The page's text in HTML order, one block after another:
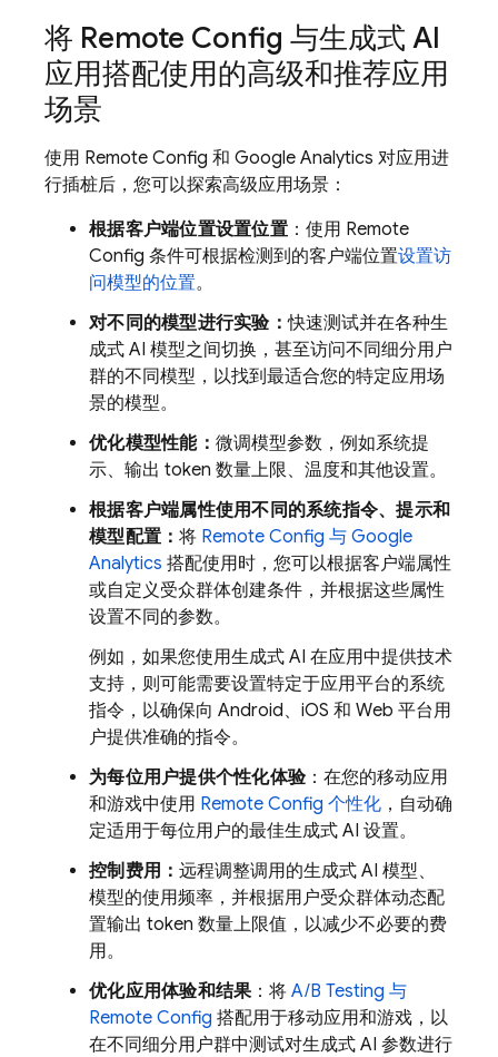
将 Remote Config 与生成式 AI
应用搭配使用的高级和推荐应用
场景
使用 Remote Config 和 Google Analytics 对应用进
行插桩后，您可以探索高级应用场景：
根据客户端位置设置位置：使用 Remote
Config 条件可根据检测到的客户端位置设置访
问模型的位置。
对不同的模型进行实验：快速测试并在各种生
成式 AI 模型之间切换，甚至访问不同细分用户
群的不同模型，以找到最适合您的特定应用场
景的模型。
优化模型性能： 微调模型参数，例如系统提
示、输出 token 数量上限、温度和其他设置。
根据客户端属性使用不同的系统指令、提示和
模型配置：将 Remote Config 与Google
Analytics 搭配使用时，您可以根据客户端属性
或自定义受众群体创建条件，并根据这些属性
设置不同的参数。
例如，如果您使用生成式 AI 在应用中提供技术
支持，则可能需要设置特定于应用平台的系统
指令，以确保向 Android、iOS 和 Web 平台用
户提供准确的指令。
为每位用户提供个性化体验：在您的移动应用
和游戏中使用 Remote Config 个性化 ，自动确
定适用于每位用户的最佳生成式 AI 设置。
控制费用：远程调整调用的生成式 AI 模型、
模型的使用频率，并根据用户受众群体动态配
置输出 token 数量上限值，以减少不必要的费
用。
优化应用体验和结果 ：将A/B Testing 与
Remote Config 搭配用于移动应用和游戏，以
在不同细分用户群中测试对生成式 AI 参数进行